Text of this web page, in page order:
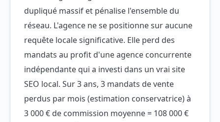
dupliqué massif et pénalise l'ensemble du
réseau. L'agence ne se positionne sur aucune
requête locale significative. Elle perd des
mandats au profit d'une agence concurrente
indépendante qui a investi dans un vrai site
SEO local. Sur 3 ans, 3 mandats de vente
perdus par mois (estimation conservatrice) à
3 000 € de commission moyenne = 108 000 €